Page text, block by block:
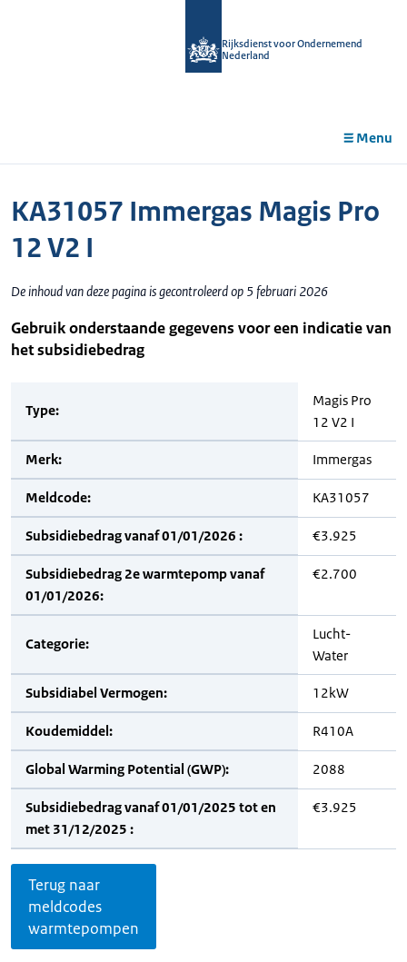
Rijksdienst voor Ondernemend
Nederland
Menu
KA31057 Immergas Magis Pro
12 V2 I
De inhoud van deze pagina is gecontroleerd op 5 februari 2026
Gebruik onderstaande gegevens voor een indicatie van
het subsidiebedrag
Type:
Magis Pro
12 V2 I
Merk: Immergas
Meldcode: KA31057
Subsidiebedrag vanaf 01/01/2026 : €3.925
Subsidiebedrag 2e warmtepomp vanaf
01/01/2026:
€2.700
Categorie:
Lucht-
Water
Subsidiabel Vermogen: 12kW
Koudemiddel: R410A
Global Warming Potential (GWP): 2088
Subsidiebedrag vanaf 01/01/2025 tot en
met 31/12/2025 :
€3.925
Terug naar
meldcodes
warmtepompen